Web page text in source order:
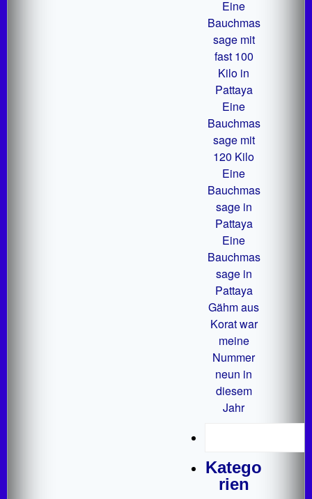
Eine
Bauchmas
sage mit
fast 100
Kilo in
Pattaya
Eine
Bauchmas
sage mit
120 Kilo
Eine
Bauchmas
sage in
Pattaya
Eine
Bauchmas
sage in
Pattaya
Gähm aus
Korat war
meine
Nummer
neun in
diesem
Jahr
Katego
rien